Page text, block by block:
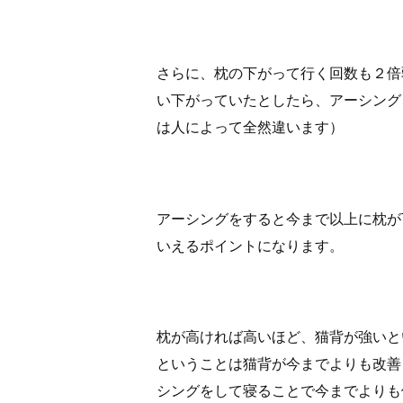
さらに、枕の下がって行く回数も２
い下がっていたとしたら、アーシン
は人によって全然違います）
アーシングをすると今まで以上に枕
いえるポイントになります。
枕が高ければ高いほど、猫背が強い
ということは猫背が今までよりも改
シングをして寝ることで今までより